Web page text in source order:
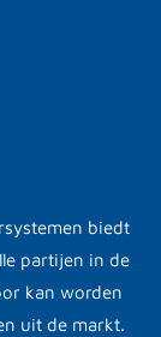
biedt
partijen in de
kan worden
uit de markt.